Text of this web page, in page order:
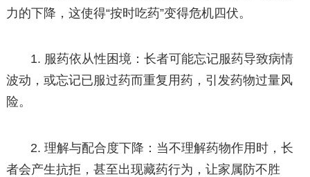
力的下降，这使得“按时吃药”变得危机四伏。
1. 服药依从性困境：长者可能忘记服药导致病情
波动，或忘记已服过药而重复用药，引发药物过量风
险。
2. 理解与配合度下降：当不理解药物作用时，长
者会产生抗拒，甚至出现藏药行为，让家属防不胜